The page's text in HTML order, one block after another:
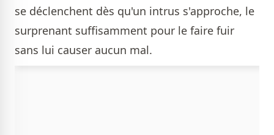
se déclenchent dès qu'un intrus s'approche, le
surprenant suffisamment pour le faire fuir
sans lui causer aucun mal.